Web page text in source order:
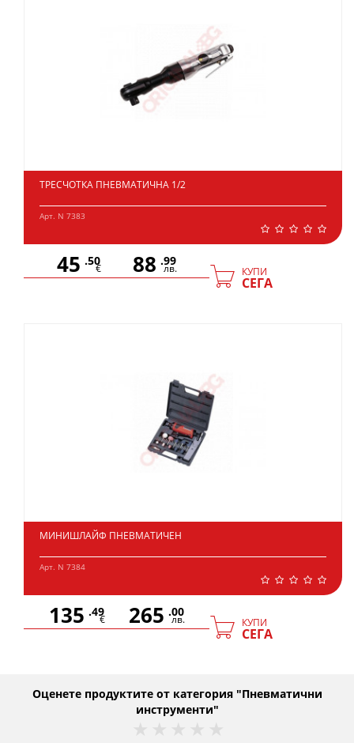
ТРЕСЧОТКА ПНЕВМАТИЧНА 1/2
Арт. N 7383
45 .50
€ 88 .99
лв. КУПИ
СЕГА
МИНИШЛАЙФ ПНЕВМАТИЧЕН
Арт. N 7384
135 .49
€ 265 .00
лв. КУПИ
СЕГА
Оценете продуктите от категория "Пневматични
инструменти"